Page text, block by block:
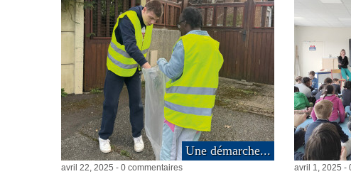
​​Une démarche...
avril 22, 2025 - 0 commentaires
avril 1, 2025 -